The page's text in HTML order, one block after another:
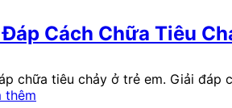
Cách Chữa Tiêu
chữa tiêu chảy ở trẻ em. Giải đáp
thêm